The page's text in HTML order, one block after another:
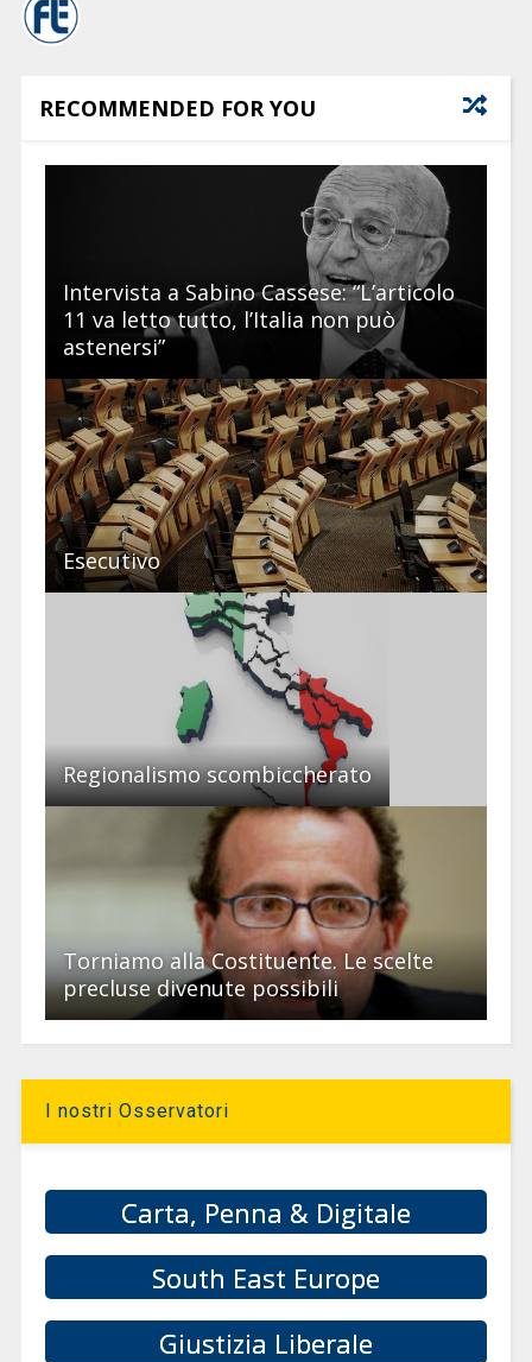
RECOMMENDED FOR YOU
Intervista a Sabino Cassese: “L’articolo
11 va letto tutto, l’Italia non può
astenersi”
Esecutivo
Regionalismo scombiccherato
Torniamo alla Costituente. Le scelte
precluse divenute possibili
I nostri Osservatori
Carta, Penna & Digitale
South East Europe
Giustizia Liberale